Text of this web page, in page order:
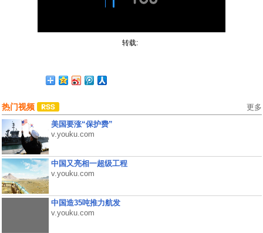
转载:
热门视频 更多
美国要涨“保护费”
v.youku.com
中国又亮相一超级工程
v.youku.com
中国造35吨推力航发
v.youku.com